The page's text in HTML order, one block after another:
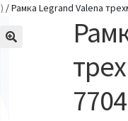
/ Рамка Legrand Valena